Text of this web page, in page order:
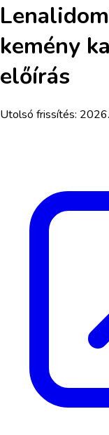
kemény
előírás
Utolsó frissítés: